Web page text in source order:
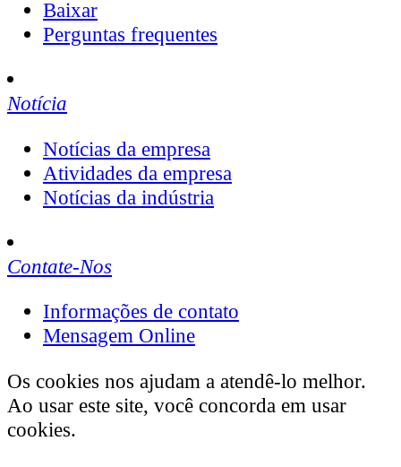
Baixar
Perguntas frequentes
Notícia
Notícias da empresa
Atividades da empresa
Notícias da indústria
Contate-Nos
Informações de contato
Mensagem Online
Os cookies nos ajudam a atendê-lo melhor.
Ao usar este site, você concorda em usar
cookies.